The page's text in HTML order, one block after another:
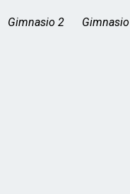
Gimnasio 2